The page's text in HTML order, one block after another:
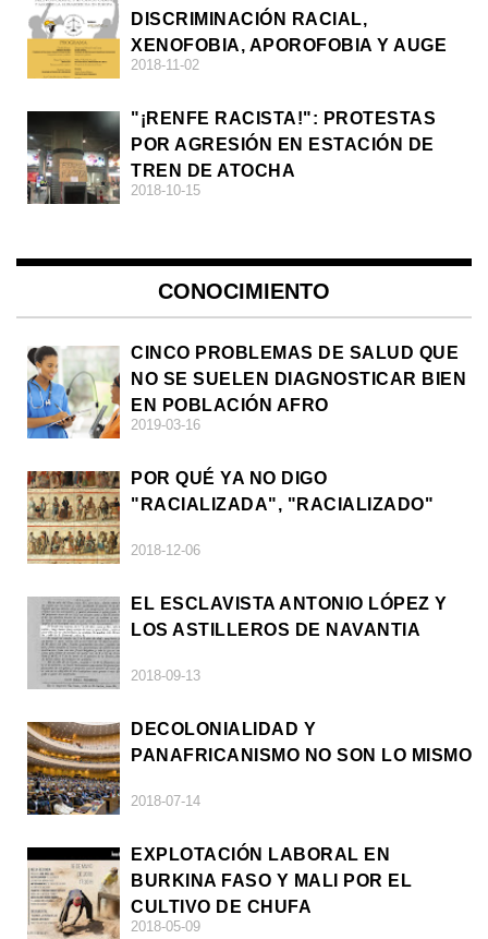
DISCRIMINACIÓN RACIAL,
XENOFOBIA, APOROFOBIA Y AUGE
DE LA ULTRADERECHA EN EUROPA
2018-11-02
"¡RENFE RACISTA!": PROTESTAS
POR AGRESIÓN EN ESTACIÓN DE
TREN DE ATOCHA
2018-10-15
CONOCIMIENTO
CINCO PROBLEMAS DE SALUD QUE
NO SE SUELEN DIAGNOSTICAR BIEN
EN POBLACIÓN AFRO
2019-03-16
POR QUÉ YA NO DIGO
"RACIALIZADA", "RACIALIZADO"
2018-12-06
EL ESCLAVISTA ANTONIO LÓPEZ Y
LOS ASTILLEROS DE NAVANTIA
2018-09-13
DECOLONIALIDAD Y
PANAFRICANISMO NO SON LO MISMO
2018-07-14
EXPLOTACIÓN LABORAL EN
BURKINA FASO Y MALI POR EL
CULTIVO DE CHUFA
2018-05-09